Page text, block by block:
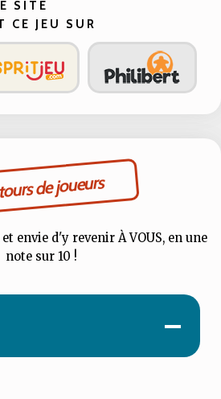
SITE
CE JEU SUR
de joueurs
envie d'y revenir À VOUS, en une
note sur 10 !
-